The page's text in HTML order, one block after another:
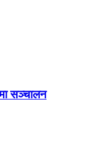
सञ्चालन